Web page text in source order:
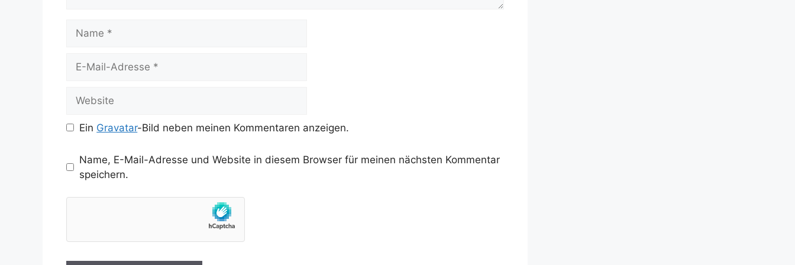
Name
Website
Ein Gravatar-Bild neben meinen Kommentaren anzeigen.
Name, E-Mail-Adresse und Website in diesem Browser für meinen nächsten Kommentar
speichern.